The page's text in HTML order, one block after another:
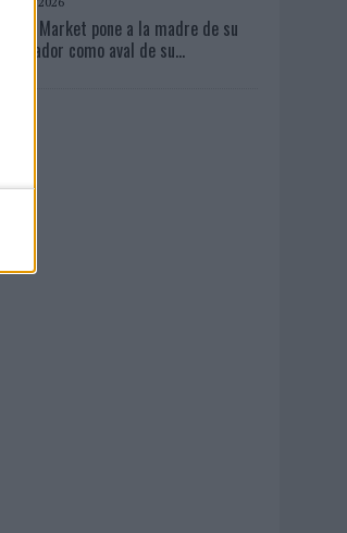
Back Market pone a la madre de su
fundador como aval de su...